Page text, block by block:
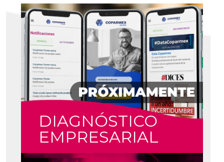
DIAGNÓSTICO
EMPRESARIAL